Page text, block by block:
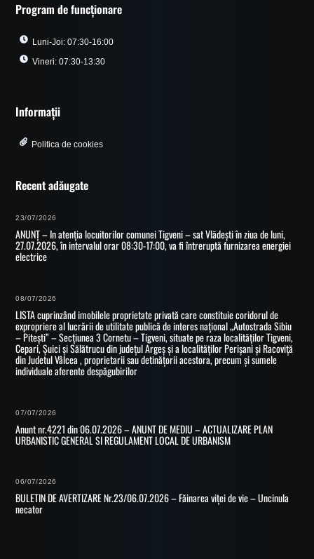
Program de funcționare
Luni-Joi: 07:30-16:00
Vineri: 07:30-13:30
Informații
Politica de cookies
Recent adăugate
23/07/2026
ANUNȚ – In atenția locuitorilor comunei Tigveni – sat Vlădești în ziua de luni,
27.07.2026, în intervalul orar 08:30-17:00, va fi întreruptă furnizarea energiei
electrice
08/07/2026
LISTA cuprinzând imobilele proprietate privată care constituie coridorul de
expropriere al lucrării de utilitate publică de interes național „Autostrada Sibiu
– Pitești” – Secțiunea 3 Cornetu – Tigveni, situate pe raza localităților Tigveni,
Cepari, Șuici și Sălătrucu din județul Argeș și a localităților Perișani și Racoviță
din Judetul Vâlcea , proprietarii sau detinățorii acestora, precum și sumele
individuale aferente despăgubirilor
07/07/2026
Anunt nr.4221 din 06.07.2026 – ANUNT DE MEDIU – ACTUALIZARE PLAN
URBANISTIC GENERAL SI REGULAMENT LOCAL DE URBANISM
06/07/2026
BULETIN DE AVERTIZARE Nr.23/06.07.2026 – Făinarea viței de vie – Uncinula
necator